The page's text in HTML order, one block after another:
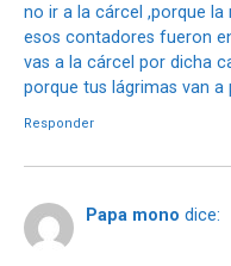
no ir a la cárcel ,porque
esos contadores fueron
vas a la cárcel por dicha
porque tus lágrimas van a
Responder
Papa mono dice: